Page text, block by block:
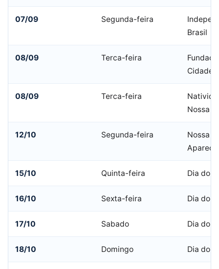
07/09 Segunda-feira
Brasil
08/09 Terca-feira
Cidade
08/09 Terca-feira
Nossa
12/10 Segunda-feira
Nossa
15/10 Quinta-feira Dia do
16/10 Sexta-feira Dia do
17/10 Sabado Dia do
18/10 Domingo Dia do